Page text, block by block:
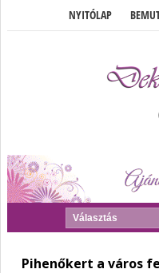
NYITÓLAP
Pihenőkert a város